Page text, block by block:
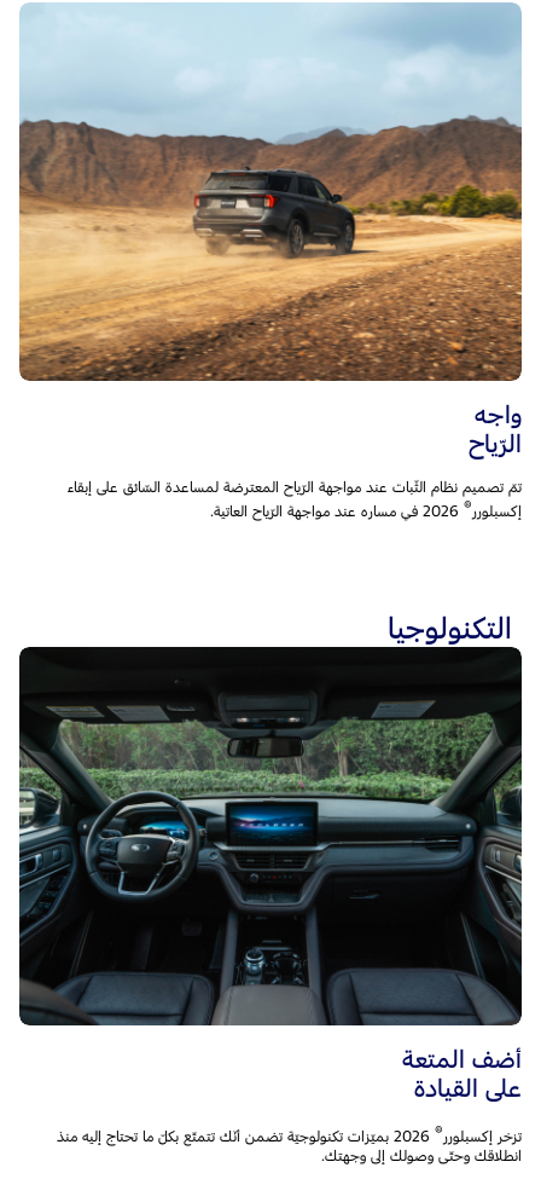
واجه
الرّياح
تمّ تصميم نظام الثّبات عند مواجهة الرّياح المعترضة لمساعدة السّائق على إبقاء
إكسبلورر®
التكنولوجيا
أضف المتعة
على القيادة
تزخر إكسبلورر®
2026 بميّزات تكنولوجيّة تضمن أنّك تتمتّع بكلّ ما تحتاج إليه منذ
انطلاقك وحتّى وصولك إلى وجهتك.